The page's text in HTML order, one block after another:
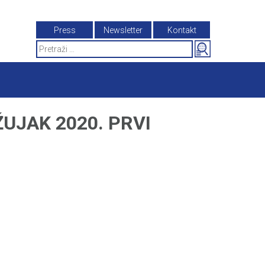
Press Newsletter
Kontakt
Search
for:
2020. PRVI